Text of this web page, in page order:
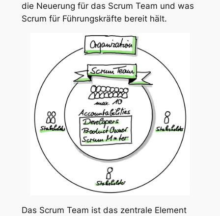
die Neuerung für das Scrum Team und was
Scrum für Führungskräfte bereit hält.
Das Scrum Team ist das zentrale Element